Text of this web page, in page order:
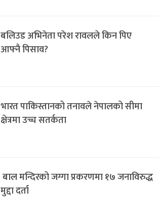
बलिउड अभिनेता परेश रावलले किन पिए
आफ्नै पिसाव?
भारत पाकिस्तानको तनावले नेपालको सीमा
क्षेत्रमा उच्च सतर्कता
बाल मन्दिरको जग्गा प्रकरणमा १७ जनाविरुद्ध
मुद्दा दर्ता